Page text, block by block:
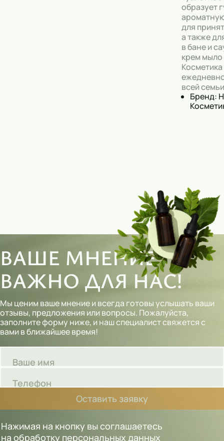
образует
для
а также
в бане и
крем мыло
всей
Бренд:
ВАШЕ МНЕНИЕ
ВАЖНО ДЛЯ НАС!
Мы ценим ваше мнение и всегда готовы услышать ваши
отзывы, предложения или вопросы. Пожалуйста,
заполните форму ниже, и наш специалист свяжется с
вами в ближайшее время!
Ваше имя
Телефон
Оставить заявку
Нажимая на кнопку вы соглашаетесь
на обработку персональных данных